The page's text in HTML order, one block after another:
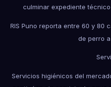
culminar expediente
RIS Puno reporta entre 60 y 80
de perro
Servicios higiénicos del